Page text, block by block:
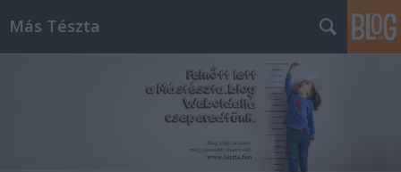
Más Tészta